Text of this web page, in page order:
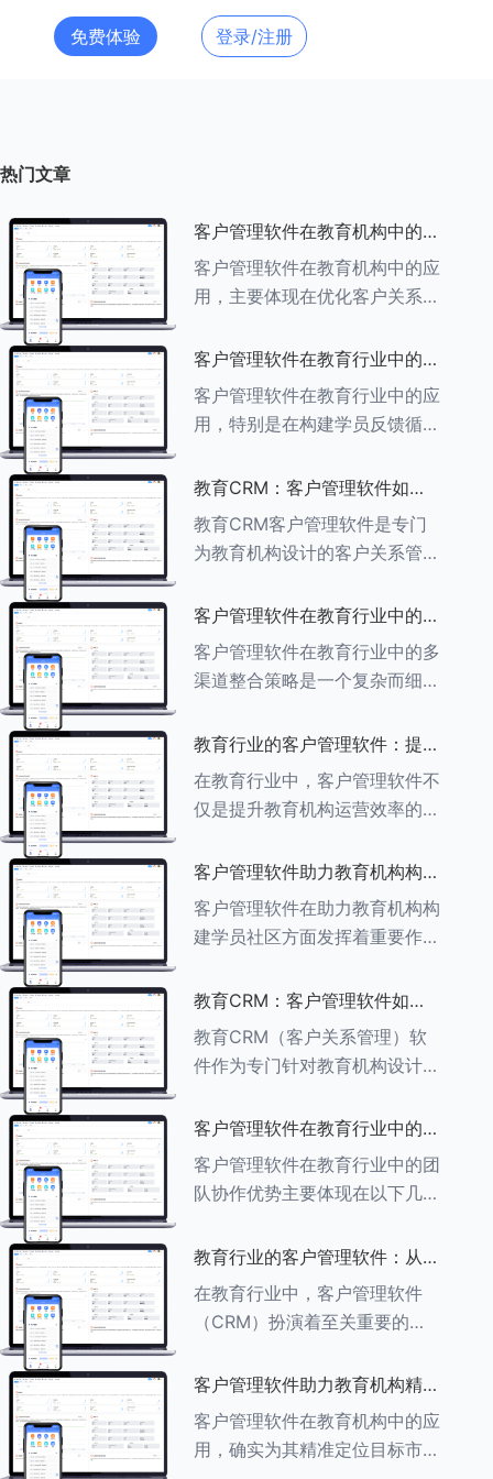
免费体验 登录/注册
热门文章
客户管理软件在教育机构中的应
用探索
客户管理软件在教育机构中的应
用，主要体现在优化客户关系管
作效率及促进业务增长等多个方
面。以下是对客户管理软件在教
育机构中应用的具体探索：
###一、
客户管理软件在教育行业中的学
员反馈循环机制
客户管理软件在教育行业中的应
用，特别是在构建学员反馈循环
用。以下是对客户管理软件在教
育行业中学员反馈循环机制的详
细分析： ###一、学员反馈循
环机制
教育CRM：客户管理软件如何
助力教育机构实现可持续发展
教育CRM客户管理软件是专门
为教育机构设计的客户关系管理
家长、教师及其他相关方的互
动，对教育机构实现可持续发展
具有重要意义。以下是教育
CRM如何助力教育
客户管理软件在教育行业中的多
渠道整合策略
客户管理软件在教育行业中的多
渠道整合策略是一个复杂而细致
多种渠道，提升教育机构的市场
竞争力、客户满意度和运营效
率。以下是对这一策略的具体分
析： ###
教育行业的客户管理软件：提升
家长参与度的关键
在教育行业中，客户管理软件不
仅是提升教育机构运营效率的重
促进家校合作的关键。以下将详
细探讨如何通过教育行业的客户
管理软件来提升家长的参与度。
###
客户管理软件助力教育机构构建
学员社区
客户管理软件在助力教育机构构
建学员社区方面发挥着重要作
述其助力作用： ###一、学员
信息管理 客户管理软件具备强
大的学员信息管理功能，能够集
中存储
教育CRM：客户管理软件如何
增强教育品牌影响力
教育CRM（客户关系管理）软
件作为专门针对教育机构设计的
影响力方面发挥着重要作用。以
下详细分析教育CRM软件如何
助力提升教育品牌影响力：
###一、
客户管理软件在教育行业中的团
队协作优势
客户管理软件在教育行业中的团
队协作优势主要体现在以下几个
与共享 客户管理软件作为强大
的信息存储库，能够整合并记录
学生的基本信息（如姓名、年
龄、联
教育行业的客户管理软件：从招
生到毕业的全方位管理
在教育行业中，客户管理软件
（CRM）扮演着至关重要的角
全方位管理，提升教育机构的管
理效率和学员满意度。以下是一
些适合教育行业的CRM软件及
其功能特点：
客户管理软件助力教育机构精准
定位目标市场
客户管理软件在教育机构中的应
用，确实为其精准定位目标市场